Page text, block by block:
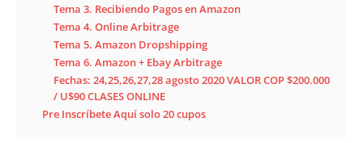
Tema 3. Recibiendo Pagos en Amazon
Tema 4. Online Arbitrage
Tema 5. Amazon Dropshipping
Tema 6. Amazon + Ebay Arbitrage
Fechas: 24,25,26,27,28 agosto 2020 VALOR COP $200.000
/ U$90 CLASES ONLINE
Pre Inscríbete Aquí solo 20 cupos